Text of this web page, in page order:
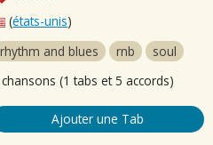
(états-unis)
rhythm and blues
rnb
soul
chansons (1 tabs et 5 accords)
Ajouter une Tab